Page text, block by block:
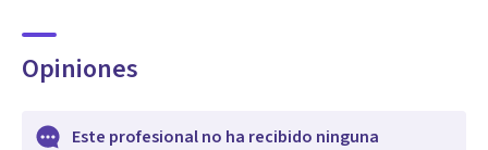
Opiniones
Este profesional no ha recibido ninguna